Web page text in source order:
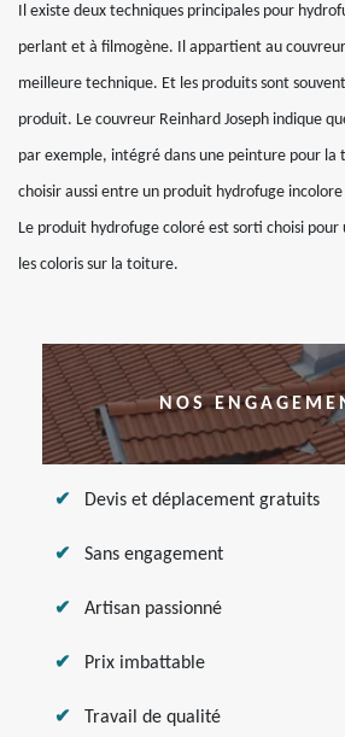
Il existe deux techniques principales pour
perlant et à filmogène. Il appartient au
meilleure technique. Et les produits sont
produit. Le couvreur Reinhard Joseph indique
par exemple, intégré dans une peinture pour
choisir aussi entre un produit hydrofuge
Le produit hydrofuge coloré est sorti choisi
les coloris sur la toiture.
NOS
Devis et déplacement gratuits
Sans engagement
Artisan passionné
Prix imbattable
Travail de qualité